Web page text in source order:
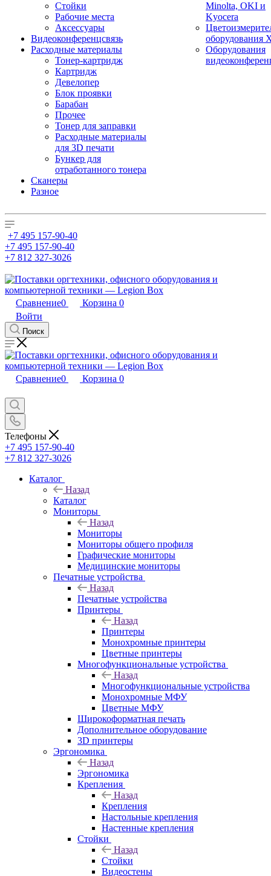
Стойки
Рабочие места
Аксессуары
Видеоконференцсвязь
Расходные материалы
Тонер-картридж
Картридж
Девелопер
Блок проявки
Барабан
Прочее
Тонер для заправки
Расходные материалы
для 3D печати
Бункер для
отработанного тонера
Сканеры
Разное
Minolta, OKI и
Kyocera
оборудования
Оборудования
+7 495 157-90-40
+7 495 157-90-40
+7 812 327-3026
Сравнение0 Корзина 0
Войти
Поиск
Сравнение0 Корзина 0
Телефоны
+7 495 157-90-40
+7 812 327-3026
Каталог
Назад
Каталог
Мониторы
Назад
Мониторы
Мониторы общего профиля
Графические мониторы
Медицинские мониторы
Печатные устройства
Назад
Печатные устройства
Принтеры
Назад
Принтеры
Моноxромныe принтеры
Цвeтныe принтеры
Многофункциональные устройства
Назад
Многофункциональные устройства
Монохромные МФУ
Цветные МФУ
Широкоформатная печать
Дополнительное оборудование
3D принтеры
Эргономика
Назад
Эргономика
Крепления
Назад
Крепления
Настольные крепления
Настенные крепления
Стойки
Назад
Стойки
Видеостены